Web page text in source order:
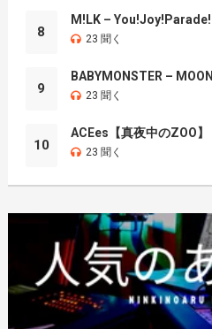
8
M!LK – You!Joy!Parade!
23 聞く
9
BABYMONSTER – MOON
23 聞く
10
ACEes【真夜中のZOO】
23 聞く